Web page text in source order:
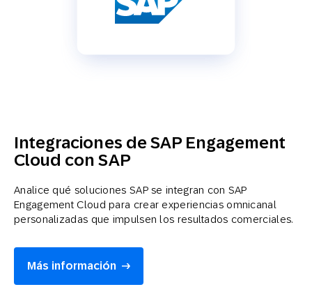
Integraciones de SAP Engagement
Cloud con SAP
Analice qué soluciones SAP se integran con SAP
Engagement Cloud para crear experiencias omnicanal
personalizadas que impulsen los resultados comerciales.
Más información